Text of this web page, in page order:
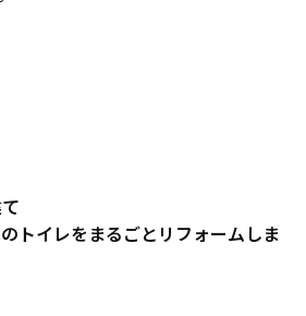
トイレをまるごとリフォームしま